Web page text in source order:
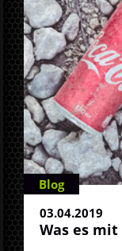
Blog
03.04.2019
Was es